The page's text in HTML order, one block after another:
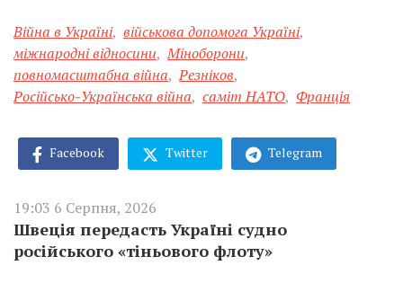
Війна в Україні, військова допомога Україні,
міжнародні відносини, Міноборони,
повномасштабна війна, Резніков,
Російсько-Українська війна, саміт НАТО, Франція
Facebook Twitter Telegram
19:03 6 Серпня, 2026
Швеція передасть Україні судно
російського «тіньового флоту»